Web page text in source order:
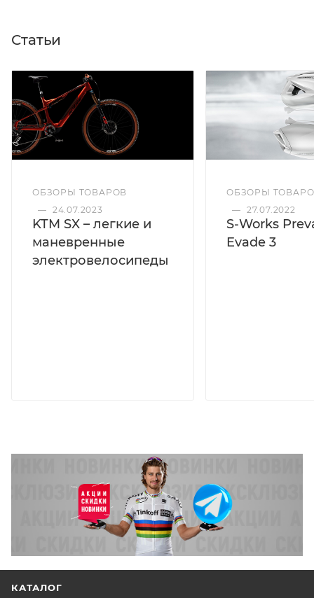
Статьи
ОБЗОРЫ ТОВАРОВ
— 24.07.2023
KTM SX – легкие и
маневренные
электровелосипеды
ОБЗОРЫ
— 27.07.2022
S-Works
Evade 3
КАТАЛОГ